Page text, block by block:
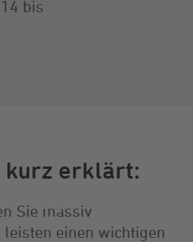
bis
kurz erklärt:
Sie massiv
einen wichtigen